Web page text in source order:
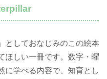
としておなじみのこの絵本
ほしい一冊です。数字・曜
に学べる内容で、知育とし